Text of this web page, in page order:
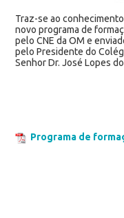
Traz-se ao
novo programa de
pelo CNE da OM e
pelo Presidente do
Senhor Dr. José Lopes
Programa de